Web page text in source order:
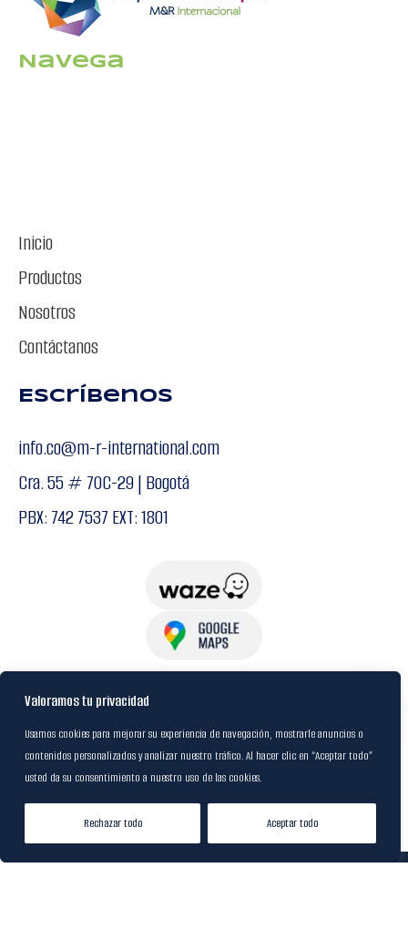
Valoramos tu privacidad
Usamos cookies para mejorar su experiencia de navegación, mostrarle anuncios o
contenidos personalizados y analizar nuestro tráfico. Al hacer clic en “Aceptar todo”
usted da su consentimiento a nuestro uso de las cookies.
Rechazar todo Aceptar todo
Navega
Inicio
Productos
Nosotros
Contáctanos
Escríbenos
info.co@m-r-international.com
Cra. 55 # 70C-29 | Bogotá
PBX: 742 7537 EXT: 1801
USuarios
Política de Datos
Certificación FSC